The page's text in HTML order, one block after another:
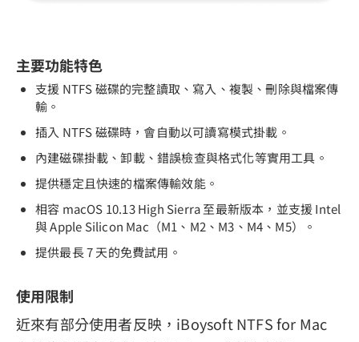
主要功能特色
支援 NTFS 磁碟的完整讀取、寫入、複製、刪除與檔案傳
輸。
插入 NTFS 磁碟時，會自動以可讀寫模式掛載。
內建磁碟掛載、卸載、錯誤檢查與格式化等實用工具。
提供穩定且快速的檔案傳輸效能。
相容 macOS 10.13 High Sierra 至最新版本，並支援 Intel
與 Apple Silicon Mac（M1、M2、M3、M4、M5）。
提供最長 7 天的免費試用。
使用限制
近來有部分使用者反映，iBoysoft NTFS for Mac